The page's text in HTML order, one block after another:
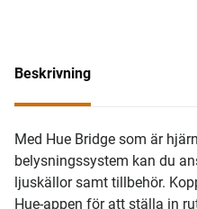
Beskrivning
Med Hue Bridge som är
belysningssystem kan du
ljuskällor samt tillbehör.
Hue-appen för att ställa in